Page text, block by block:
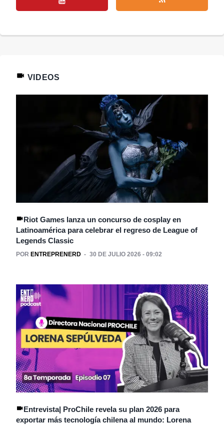
VIDEOS
Riot Games lanza un concurso de cosplay en
Latinoamérica para celebrar el regreso de League of
Legends Classic
POR ENTREPRENERD 30 DE JULIO 2026 - 09:02
Entrevista| ProChile revela su plan 2026 para
exportar más tecnología chilena al mundo: Lorena